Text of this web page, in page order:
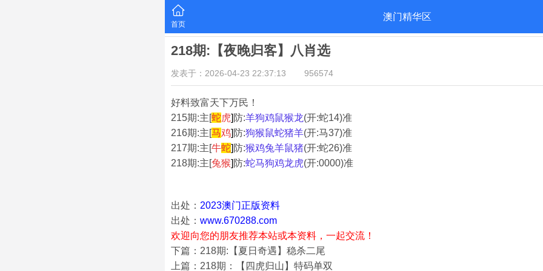
首页
澳门精华区
218期:【夜晚归客】八肖选
发表于：2026-04-23 22:37:13 956574
好料致富天下万民！
215期:主[蛇虎] 防:羊狗鸡鼠猴龙(开:蛇14)准
216期:主[马鸡] 防:狗猴鼠蛇猪羊(开:马37)准
217期:主[牛蛇] 防:猴鸡兔羊鼠猪(开:蛇26)准
218期:主[兔猴] 防:蛇马狗鸡龙虎(开:0000)准
出处： 2023澳门正版资料
出处： www.670288.com
欢迎向您的朋友推荐本站或本资料，一起交流！
下篇：218期:【夏日奇遇】稳杀二尾
上篇：218期：【四虎归山】特码单双